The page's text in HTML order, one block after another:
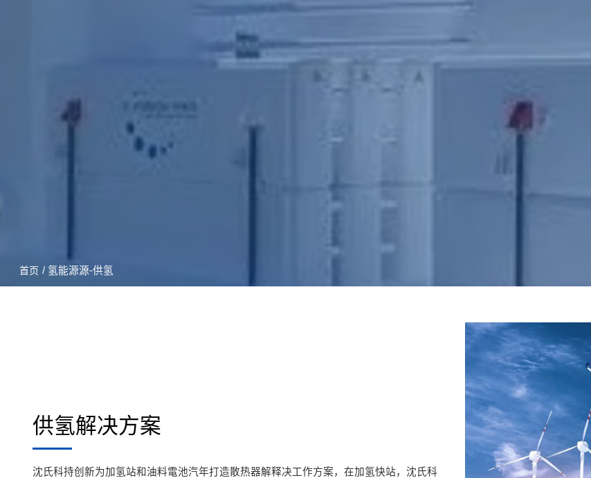
首页 / 氢能源源-供氢
供氢解决方案
沈氏科持创新为加氢站和油料電池汽年打造散热器解释决工作方案，在加氢快站，沈氏科